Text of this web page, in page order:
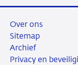
Over ons
Sitemap
Archief
Privacy en